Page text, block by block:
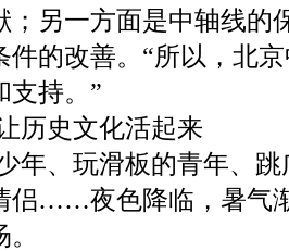
；另一方面是中轴线的
件的改善。“所以，北
支持。”
历史文化活起来
年、玩滑板的青年、
侣……夜色降临，暑气